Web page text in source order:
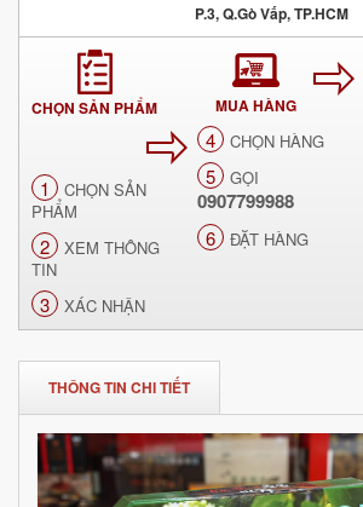
P.3, Q.Gò Vấp, TP.HCM
CHỌN SẢN PHẨM
1
CHỌN SẢN
PHẨM
2
XEM THÔNG
TIN
3 XÁC NHẬN
MUA HÀNG
4 CHỌN HÀNG
5 GỌI
0907799988
6 ĐẶT HÀNG
THÔNG TIN CHI TIẾT